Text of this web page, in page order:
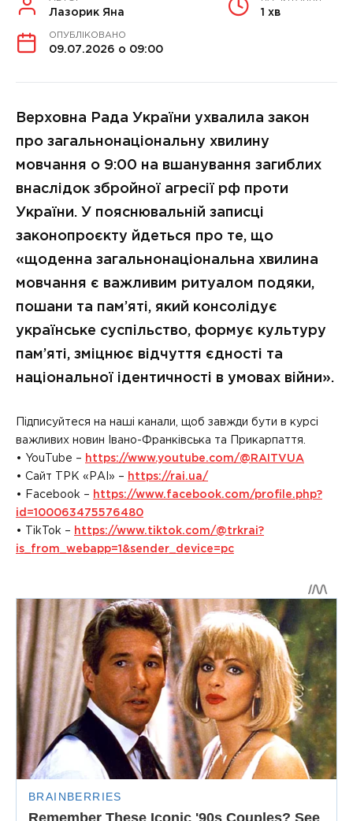
Лазорик Яна 1 хв
ОПУБЛІКОВАНО
09.07.2026 о 09:00
Верховна Рада України ухвалила закон
про загальнонаціональну хвилину
мовчання о 9:00 на вшанування загиблих
внаслідок збройної агресії рф проти
України. У пояснювальній записці
законопроєкту йдеться про те, що
«щоденна загальнонаціональна хвилина
мовчання є важливим ритуалом подяки,
пошани та пам’яті, який консолідує
українське суспільство, формує культуру
пам’яті, зміцнює відчуття єдності та
національної ідентичності в умовах війни».
Підписуйтеся на наші канали, щоб завжди бути в курсі
важливих новин Івано-Франківська та Прикарпаття.
• YouTube – https://www.youtube.com/@RAITVUA
• Сайт ТРК «РАІ» – https://rai.ua/
• Facebook – https://www.facebook.com/profile.php?
id=100063475576480
• TikTok – https://www.tiktok.com/@trkrai?
is_from_webapp=1&sender_device=pc